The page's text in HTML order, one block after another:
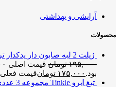
آرایشی و بهداشتی
محصولات
ژیلت 2 لبه صابون دار یدکدار تریت ( TREET )
۱۹۵,۰۰۰ تومان
بود. ۱۷۵,۰۰۰ تومانقیمت فعلی ۱۷۵,۰۰۰ تومان است.
تیغ ابرو Tinkle مجموعه 3 عددی